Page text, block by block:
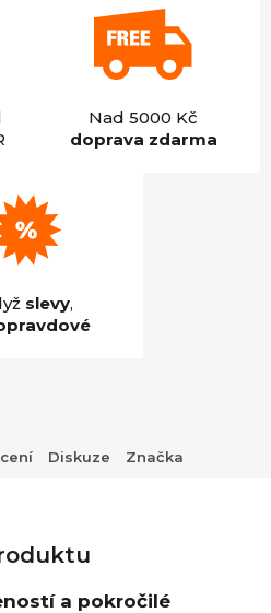
Nad 5000 Kč
doprava zdarma
slevy,
Diskuze Značka
a pokročilé